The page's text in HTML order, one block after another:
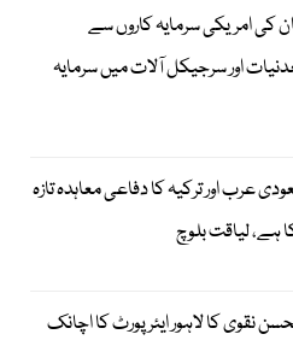
کی امریکی سرمایہ کاروں سے
اور سرجیکل آلات میں سرمایہ
عرب اور ترکیہ کا دفاعی معاہدہ تازہ
ہے، لیاقت بلوچ
نقوی کا لاہور ایئر پورٹ کا اچانک